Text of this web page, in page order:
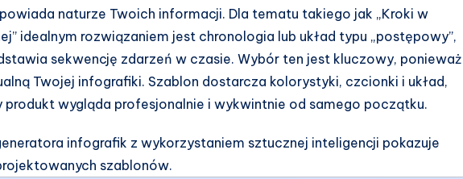
naturze Twoich informacji. Dla tematu takiego jak „Kroki w
idealnym rozwiązaniem jest chronologia lub układ typu „postępowy”,
sekwencję zdarzeń w czasie. Wybór ten jest kluczowy, ponieważ
Twojej infografiki. Szablon dostarcza kolorystyki, czcionki i układ,
wygląda profesjonalnie i wykwintnie od samego początku.
infografik z wykorzystaniem sztucznej inteligencji pokazuje
szablonów.